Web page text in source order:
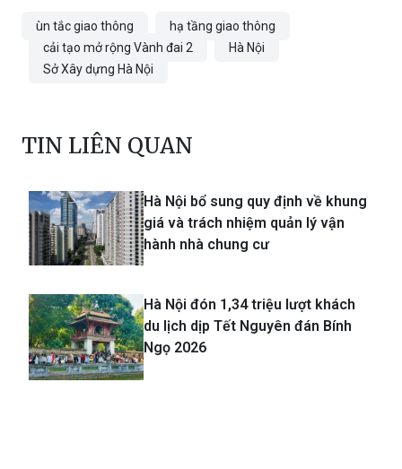
ùn tắc giao thông
hạ tầng giao thông
cải tạo mở rộng Vành đai 2
Hà Nội
Sở Xây dựng Hà Nội
TIN LIÊN QUAN
Hà Nội bổ sung quy định về khung
giá và trách nhiệm quản lý vận
hành nhà chung cư
Hà Nội đón 1,34 triệu lượt khách
du lịch dịp Tết Nguyên đán Bính
Ngọ 2026